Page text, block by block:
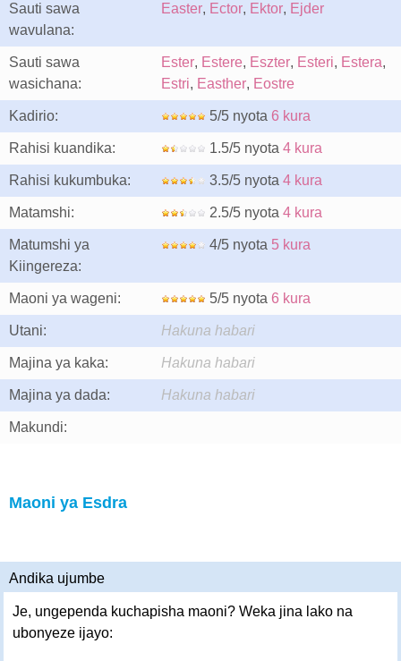
Sauti sawa
wavulana:
Easter, Ector, Ektor, Ejder
Sauti sawa
wasichana:
Ester, Estere, Eszter, Esteri, Estera,
Estri, Easther, Eostre
Kadirio: 5/5 nyota 6 kura
Rahisi kuandika: 1.5/5 nyota 4 kura
Rahisi kukumbuka: 3.5/5 nyota 4 kura
Matamshi: 2.5/5 nyota 4 kura
Matumshi ya
Kiingereza:
4/5 nyota 5 kura
Maoni ya wageni: 5/5 nyota 6 kura
Utani: Hakuna habari
Majina ya kaka: Hakuna habari
Majina ya dada: Hakuna habari
Makundi:
Maoni ya Esdra
Andika ujumbe
Je, ungependa kuchapisha maoni? Weka jina lako na
ubonyeze ijayo: